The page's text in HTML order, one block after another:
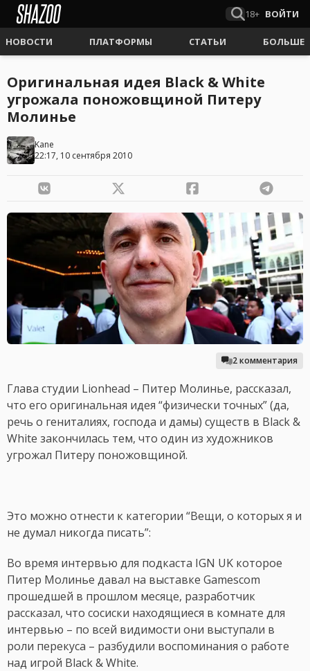
18+ ВОЙТИ
НОВОСТИ ПЛАТФОРМЫ СТАТЬИ БОЛЬШЕ
Оригинальная идея Black & White
угрожала поножовщиной Питеру
Молинье
Kane
22:17, 10 сентября 2010
2 комментария
Глава студии Lionhead – Питер Молинье, рассказал,
что его оригинальная идея “физически точных” (да,
речь о гениталиях, господа и дамы) существ в Black &
White закончилась тем, что один из художников
угрожал Питеру поножовщиной.
Это можно отнести к категории “Вещи, о которых я и
не думал никогда писать”:
Во время интервью для подкаста IGN UK которое
Питер Молинье давал на выставке Gamescom
прошедшей в прошлом месяце, разработчик
рассказал, что сосиски находящиеся в комнате для
интервью – по всей видимости они выступали в
роли перекуса – разбудили воспоминания о работе
над игрой Black & White.